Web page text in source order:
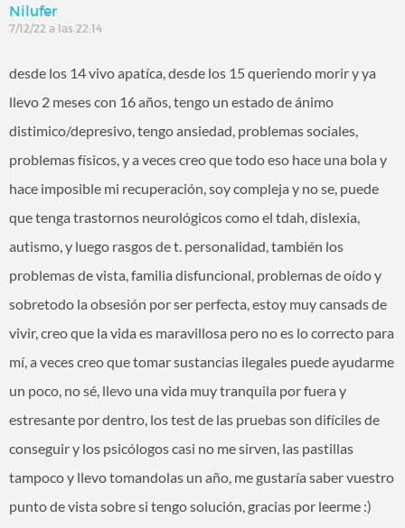
Nilufer
7/12/22 a las 22:14
desde los 14 vivo apatíca, desde los 15 queriendo morir y ya
llevo 2 meses con 16 años, tengo un estado de ánimo
distimico/depresivo, tengo ansiedad, problemas sociales,
problemas físicos, y a veces creo que todo eso hace una bola y
hace imposible mi recuperación, soy compleja y no se, puede
que tenga trastornos neurológicos como el tdah, dislexia,
autismo, y luego rasgos de t. personalidad, también los
problemas de vista, familia disfuncional, problemas de oído y
sobretodo la obsesión por ser perfecta, estoy muy cansads de
vivir, creo que la vida es maravillosa pero no es lo correcto para
mí, a veces creo que tomar sustancias ilegales puede ayudarme
un poco, no sé, llevo una vida muy tranquila por fuera y
estresante por dentro, los test de las pruebas son difíciles de
conseguir y los psicólogos casi no me sirven, las pastillas
tampoco y llevo tomandolas un año, me gustaría saber vuestro
punto de vista sobre si tengo solución, gracias por leerme :)